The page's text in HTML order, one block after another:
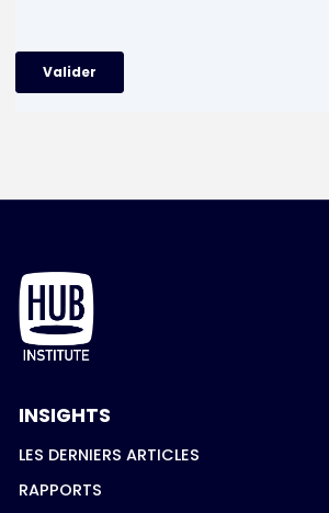
INSIGHTS
LES DERNIERS ARTICLES
RAPPORTS